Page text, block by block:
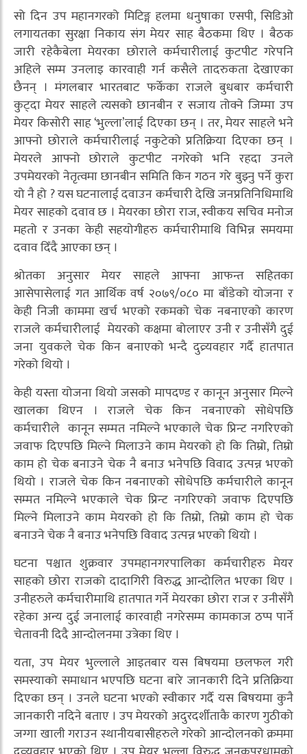
सो दिन उप महानगरको मिटिङ्ग हलमा धनुषाका एसपी, सिडिओ
लगायतका सुरक्षा निकाय संग मेयर साह बैठकमा थिए । बैठक
जारी रहेकैबेला मेयरका छोराले कर्मचारीलाई कुटपीट गरेपनि
अहिले सम्म उनलाइ कारवाही गर्न कसैले तादरुकता देखाएका
छैनन् । मंगलबार भारतबाट फर्केका राजले बुधबार कर्मचारी
कुट्दा मेयर साहले त्यसको छानबीन र सजाय तोक्ने जिम्मा उप
मेयर किसोरी साह ‘भुल्ला’लाई दिएका छन् । तर, मेयर साहले भने
आफ्नो छोराले कर्मचारीलाई नकुटेको प्रतिक्रिया दिएका छन् ।
मेयरले आफ्नो छोराले कुटपीट नगरेको भनि रहदा उनले
उपमेयरको नेतृत्वमा छानबीन समिति किन गठन गरे बुझ्नु पर्ने कुरा
यो नै हो ? यस घटनालाई दवाउन कर्मचारी देखि जनप्रतिनिधिमाथि
मेयर साहको दवाव छ । मेयरका छोरा राज, स्वीकय सचिव मनोज
महतो र उनका केही सहयोगीहरु कर्मचारीमाथि विभिन्न समयमा
दवाव दिँदै आएका छन् ।
श्रोतका अनुसार मेयर साहले आफ्ना आफन्त सहितका
आसेपासेलाई गत आर्थिक वर्ष २०७९/०८० मा बाँडेको योजना र
केही निजी काममा खर्च भएको रकमको चेक नबनाएको कारण
राजले कर्मचारीलाई मेयरको कक्षमा बोलाएर उनी र उनीसँगै दुई
जना युवकले चेक किन बनाएको भन्दै दुव्र्यवहार गर्दै हातपात
गरेको थियो ।
केही यस्ता योजना थियो जसको मापदण्ड र कानून अनुसार मिल्ने
खालका थिएन । राजले चेक किन नबनाएको सोधेपछि
कर्मचारीले कानून सम्मत नमिल्ने भएकाले चेक प्रिन्ट नगरिएको
जवाफ दिएपछि मिल्ने मिलाउने काम मेयरको हो कि तिम्रो, तिम्रो
काम हो चेक बनाउने चेक नै बनाउ भनेपछि विवाद उत्पन्न भएको
थियो । राजले चेक किन नबनाएको सोधेपछि कर्मचारीले कानून
सम्मत नमिल्ने भएकाले चेक प्रिन्ट नगरिएको जवाफ दिएपछि
मिल्ने मिलाउने काम मेयरको हो कि तिम्रो, तिम्रो काम हो चेक
बनाउने चेक नै बनाउ भनेपछि विवाद उत्पन्न भएको थियो ।
घटना पश्चात शुक्रवार उपमहानगरपालिका कर्मचारीहरु मेयर
साहको छोरा राजको दादागिरी विरुद्ध आन्दोलित भएका थिए ।
उनीहरुले कर्मचारीमाथि हातपात गर्ने मेयरका छोरा राज र उनीसँगै
रहेका अन्य दुई जनालाई कारवाही नगरेसम्म कामकाज ठप्प पार्ने
चेतावनी दिदै आन्दोलनमा उत्रेका थिए ।
यता, उप मेयर भुल्लाले आइतबार यस बिषयमा छलफल गरी
समस्याको समाधान भएपछि घटना बारे जानकारी दिने प्रतिक्रिया
दिएका छन् । उनले घटना भएको स्वीकार गर्दै यस बिषयमा कुनै
जानकारी नदिने बताए । उप मेयरको अदुरदर्शीताकै कारण गुठीको
जग्गा खाली गराउन स्थानीयबासीहरुले गरेको आन्दोलनको क्रममा